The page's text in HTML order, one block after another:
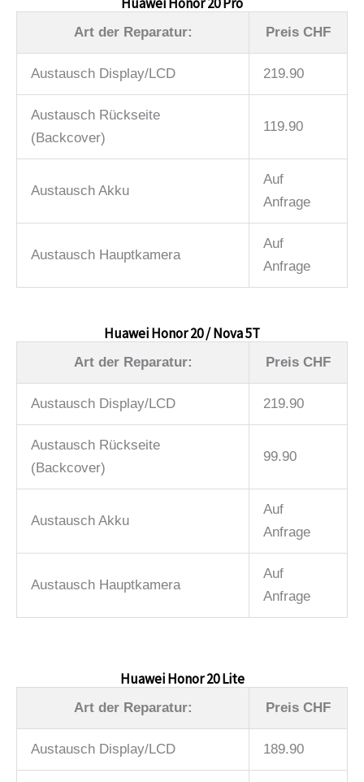
Art der Reparatur: Preis CHF
Austausch Display/LCD 219.90
Austausch Rückseite
(Backcover)
119.90
Austausch Akku
Auf
Anfrage
Austausch Hauptkamera
Auf
Anfrage
Huawei Honor 20 / Nova 5T
Art der Reparatur: Preis CHF
Austausch Display/LCD 219.90
Austausch Rückseite
(Backcover)
99.90
Austausch Akku
Auf
Anfrage
Austausch Hauptkamera
Auf
Anfrage
Huawei Honor 20 Lite
Art der Reparatur: Preis CHF
Austausch Display/LCD 189.90